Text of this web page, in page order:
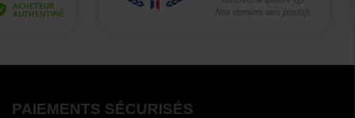
PAIEMENTS SÉCURISÉS